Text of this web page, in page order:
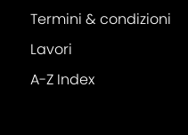
Termini & condizioni
Lavori
A-Z Index